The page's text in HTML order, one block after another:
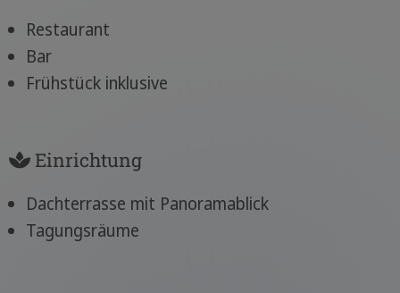
Restaurant
Bar
Frühstück inklusive
Einrichtung
Dachterrasse mit Panoramablick
Tagungsräume